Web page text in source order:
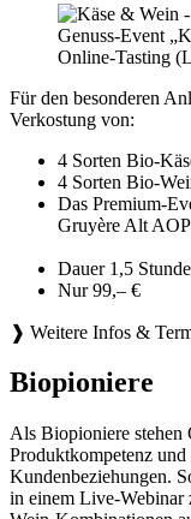
Genuss-Event
Online-Tasting
Für den besonderen
Verkostung von:
4 Sorten Bio-
4 Sorten Bio-
Das Premium-
Gruyère Alt
Dauer 1,5
Nur 99,– €
❱ Weitere Infos &
Biopioniere
Als Biopioniere
Produktkompetenz
Kundenbeziehungen.
in einem Live-Webinar